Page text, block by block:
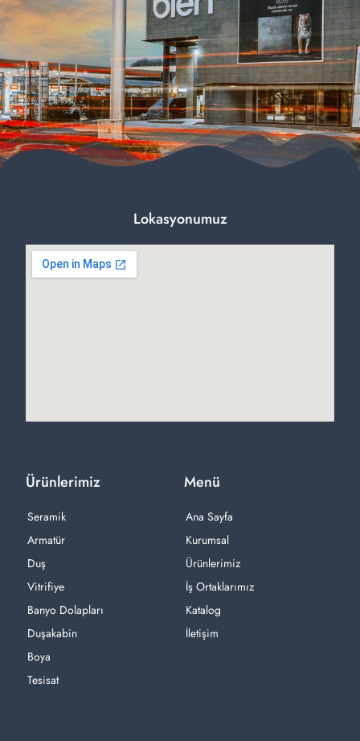
Menü
Ana Sayfa
Kurumsal
Ürünlerimiz
İş Ortaklarımız
Katalog
İletişim
Ürünlerimiz
Seramik
Armatür
Duş
Vitrifiye
Banyo Dolapları
Duşakabin
Boya
Tesisat
Lokasyonumuz